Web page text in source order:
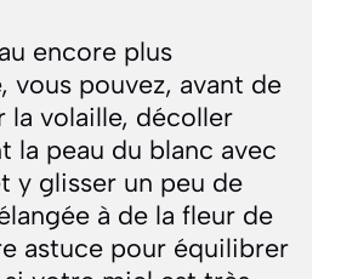
encore plus
vous pouvez, avant de
la volaille, décoller
la peau du blanc avec
y glisser un peu de
à de la fleur de
astuce pour équilibrer